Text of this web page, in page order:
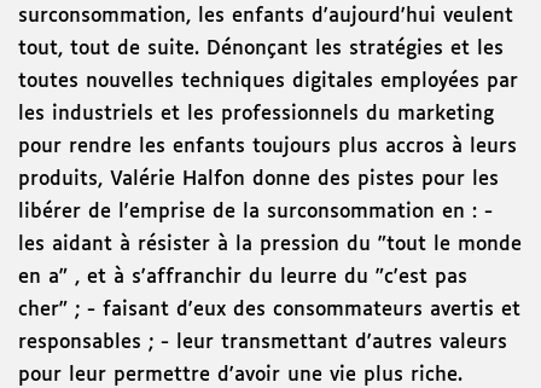
surconsommation, les enfants d'aujourd'hui veulent
tout, tout de suite. Dénonçant les stratégies et les
toutes nouvelles techniques digitales employées par
les industriels et les professionnels du marketing
pour rendre les enfants toujours plus accros à leurs
produits, Valérie Halfon donne des pistes pour les
libérer de l'emprise de la surconsommation en : -
les aidant à résister à la pression du "tout le monde
en a" , et à s'affranchir du leurre du "c'est pas
cher" ; - faisant d'eux des consommateurs avertis et
responsables ; - leur transmettant d'autres valeurs
pour leur permettre d'avoir une vie plus riche.